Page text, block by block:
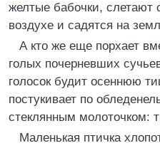
желтые бабочки, слетают
воздухе и садятся на
А кто же еще порхает
голых почерневших
голосок будит осеннюю
постукивает по
стеклянным молоточком:
Маленькая птичка